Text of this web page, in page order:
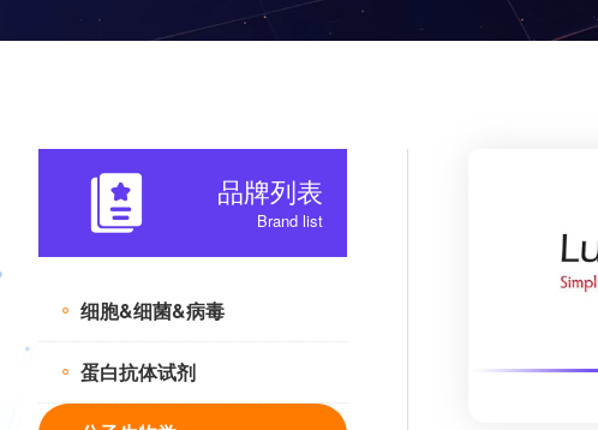
品牌列表
Brand list
细胞&细菌&病毒
蛋白抗体试剂